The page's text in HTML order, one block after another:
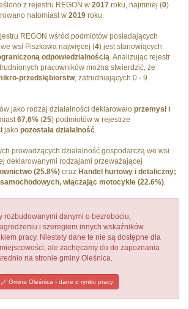
z rejestru REGON w 2017 roku, najmniej (0)
natomiast w 2019 roku.
REGON wśród podmiotów posiadających
wsi Piszkawa najwięcej (4) jest stanowiących
odpowiedzialnością. Analizując rejestr
pracowników można stwierdzić, że
przedsiębiorstw, zatrudniających 0 - 9
jako rodzaj działalności deklarowało przemysł i
67,6% (25) podmiotów w rejestrze
jako pozostała działalność.
prowadzących działalność gospodarczą we wsi
deklarowanymi rodzajami przeważającej
(25.8%) oraz Handel hurtowy i detaliczny;
włączając motocykle (22.6%).
rozbudowanymi danymi o bezrobociu,
i szeregiem innych wskaźników
pracy. Niestety dane te nie są dostępne dla
ale zachęcamy do do zapoznania
na stronie gminy Oleśnica.
Gmina Oleśnica - dane o rynku pracy